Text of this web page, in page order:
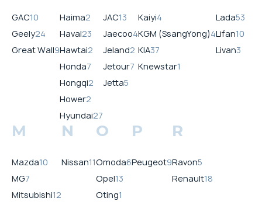
GAC10
Geely24
Great Wall9
Haima2
Haval23
Hawtai2
Honda7
Hongqi2
Hower2
Hyundai27
JAC13
Jaecoo4
Jeland2
Jetour7
Jetta5
Kaiyi4
KGM (SsangYong)4
KIA37
Knewstar1
Lada53
Lifan10
Livan3
M
Mazda10
MG7
Mitsubishi12
N
Nissan11
O
Omoda6
Opel13
Oting1
P
Peugeot9
R
Ravon5
Renault18